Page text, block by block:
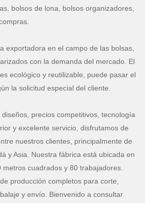
bolsos de lona, ​​bolsos organizadores,
exportadora en el campo de las bolsas,
con la demanda del mercado. El
ecológico y reutilizable, puede pasar el
la solicitud especial del cliente.
precios competitivos, tecnología
y excelente servicio, disfrutamos de
nuestros clientes, principalmente de
y Asia. Nuestra fábrica está ubicada en
metros cuadrados y 80 trabajadores.
producción completos para corte,
y envío. Bienvenido a consultar